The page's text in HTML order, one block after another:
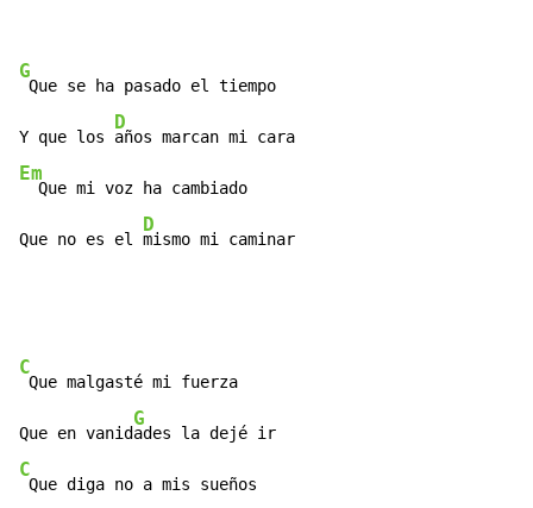
G
Que se ha pasado el tiempo
Y que los
D
Em
  Que mi voz ha cambiado
Que no es el
D
mismo mi caminar
C
Que malgasté mi fuerza
Que en vanid
G
C
Que diga no a mis sueños